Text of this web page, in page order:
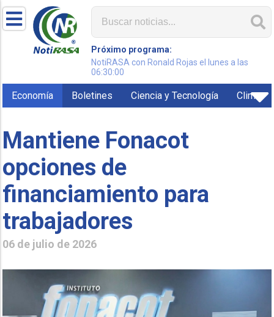
Próximo programa:
NotiRASA con Ronald Rojas el lunes a las
06:30:00
Economía Boletines Ciencia y Tecnología Clima
Mantiene Fonacot
opciones de
financiamiento para
trabajadores
06 de julio de 2026